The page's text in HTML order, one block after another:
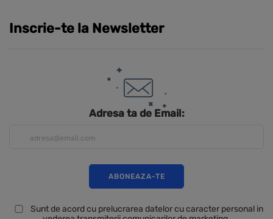
Inscrie-te la Newsletter
Adresa ta de Email:
Sunt de acord cu prelucrarea datelor cu caracter personal in